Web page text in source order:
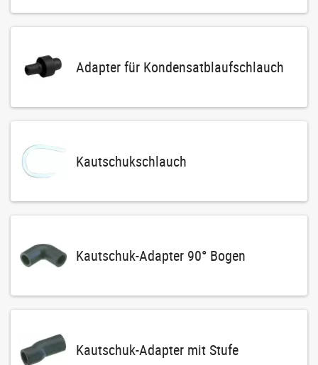
Adapter für Kondensatblaufschlauch
Kautschukschlauch
Kautschuk-Adapter 90° Bogen
Kautschuk-Adapter mit Stufe